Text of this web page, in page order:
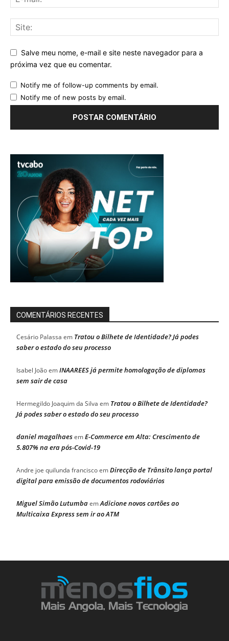
Salve meu nome, e-mail e site neste navegador para a
próxima vez que eu comentar.
Notify me of follow-up comments by email.
Notify me of new posts by email.
COMENTÁRIOS RECENTES
Cesário Palassa em Tratou o Bilhete de Identidade? Já podes
saber o estado do seu processo
Isabel JoãoemINAAREES já permite homologação de diplomas
sem sair de casa
Hermegildo Joaquim da Silva em Tratou o Bilhete de Identidade?
Já podes saber o estado do seu processo
daniel magalhaesemE-Commerce em Alta: Crescimento de
5.807% na era pós-Covid-19
Andre joe quilunda franciscoemDirecção de Trânsito lança portal
digital para emissão de documentos rodoviários
Miguel Simão LutumbaemAdicione novos cartões ao
Multicaixa Express sem ir ao ATM